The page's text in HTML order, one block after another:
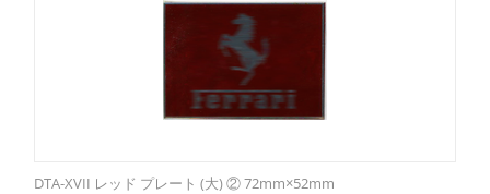
DTA-XVII レッド プレート (大) ② 72mm×52mm